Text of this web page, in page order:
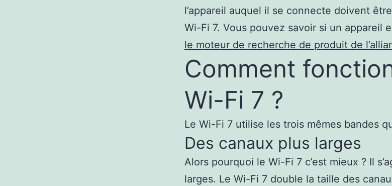
l’appareil auquel il se connecte doivent
Wi-Fi 7. Vous pouvez savoir si un appareil
le moteur de recherche de produit de
Comment
Wi-Fi 7 ?
Le Wi-Fi 7 utilise les trois mêmes bandes
Des canaux plus larges
Alors pourquoi le Wi-Fi 7 c’est mieux ? Il
larges. Le Wi-Fi 7 double la taille des